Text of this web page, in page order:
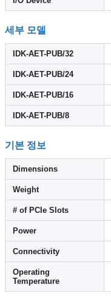
세부 모델
IDK-AET-PUB/32
IDK-AET-PUB/24
IDK-AET-PUB/16
IDK-AET-PUB/8
기본 정보
Dimensions
Weight
# of PCIe Slots
Power
Connectivity
Operating
Temperature